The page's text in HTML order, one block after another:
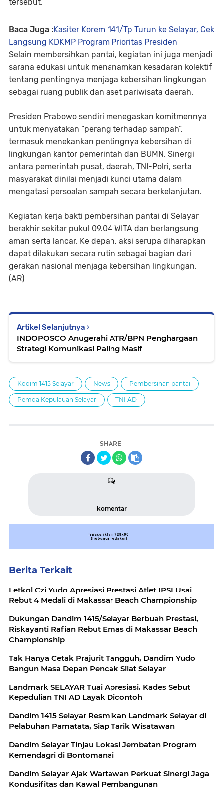
tersebut.
Baca Juga :Kasiter Korem 141/Tp Turun ke Selayar, Cek
Langsung KDKMP Program Prioritas Presiden
Selain membersihkan pantai, kegiatan ini juga menjadi
sarana edukasi untuk menanamkan kesadaran kolektif
tentang pentingnya menjaga kebersihan lingkungan
sebagai ruang publik dan aset pariwisata daerah.
Presiden Prabowo sendiri menegaskan komitmennya
untuk menyatakan “perang terhadap sampah”,
termasuk menekankan pentingnya kebersihan di
lingkungan kantor pemerintah dan BUMN. Sinergi
antara pemerintah pusat, daerah, TNI-Polri, serta
masyarakat dinilai menjadi kunci utama dalam
mengatasi persoalan sampah secara berkelanjutan.
Kegiatan kerja bakti pembersihan pantai di Selayar
berakhir sekitar pukul 09.04 WITA dan berlangsung
aman serta lancar. Ke depan, aksi serupa diharapkan
dapat dilakukan secara rutin sebagai bagian dari
gerakan nasional menjaga kebersihan lingkungan.
(AR)
Artikel Selanjutnya
INDOPOSCO Anugerahi ATR/BPN Penghargaan
Strategi Komunikasi Paling Masif
Kodim 1415 Selayar News Pembersihan pantai
Pemda Kepulauan Selayar TNI AD
SHARE
komentar
Berita Terkait
Letkol Czi Yudo Apresiasi Prestasi Atlet IPSI Usai
Rebut 4 Medali di Makassar Beach Championship
Dukungan Dandim 1415/Selayar Berbuah Prestasi,
Riskayanti Rafian Rebut Emas di Makassar Beach
Championship
Tak Hanya Cetak Prajurit Tangguh, Dandim Yudo
Bangun Masa Depan Pencak Silat Selayar
Landmark SELAYAR Tuai Apresiasi, Kades Sebut
Kepedulian TNI AD Layak Dicontoh
Dandim 1415 Selayar Resmikan Landmark Selayar di
Pelabuhan Pamatata, Siap Tarik Wisatawan
Dandim Selayar Tinjau Lokasi Jembatan Program
Kemendagri di Bontomanai
Dandim Selayar Ajak Wartawan Perkuat Sinergi Jaga
Kondusifitas dan Kawal Pembangunan